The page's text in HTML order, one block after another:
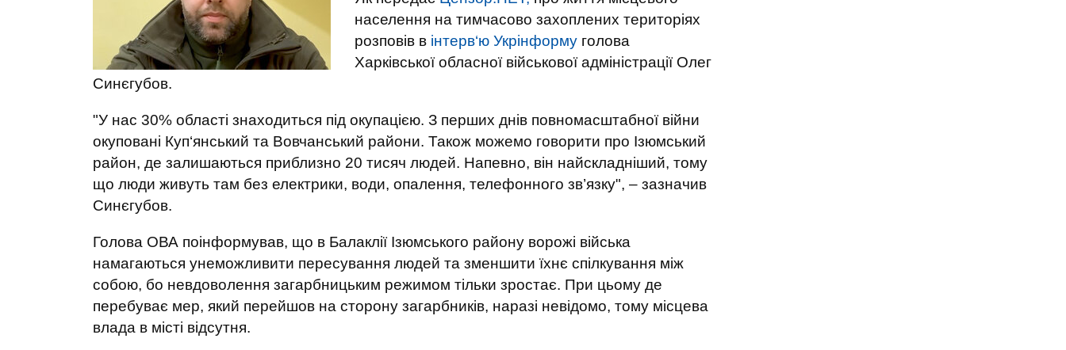
населення на тимчасово захоплених територіях
розповів в інтерв‘ю Укрінформу голова
Харківської обласної військової адміністрації Олег
Синєгубов.
"У нас 30% області знаходиться під окупацією. З перших днів повномасштабної війни
окуповані Куп‘янський та Вовчанський райони. Також можемо говорити про Ізюмський
район, де залишаються приблизно 20 тисяч людей. Напевно, він найскладніший, тому
що люди живуть там без електрики, води, опалення, телефонного зв’язку", – зазначив
Синєгубов.
Голова ОВА поінформував, що в Балаклії Ізюмського району ворожі війська
намагаються унеможливити пересування людей та зменшити їхнє спілкування між
собою, бо невдоволення загарбницьким режимом тільки зростає. При цьому де
перебуває мер, який перейшов на сторону загарбників, наразі невідомо, тому місцева
влада в місті відсутня.